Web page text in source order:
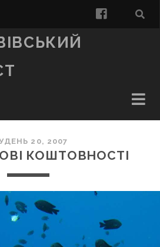
facebook
20, 2007
КОШТОВНОСТІ